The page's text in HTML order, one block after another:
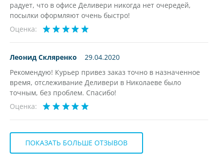
радует, что в офисе Деливери никогда нет очередей,
посылки оформляют очень быстро!
Оценка:
Леонид Скляренко
29.04.2020
Рекомендую! Курьер привез заказ точно в назначенное
время, отслеживание Деливери в Николаеве было
точным, без проблем. Спасибо!
Оценка:
ПОКАЗАТЬ БОЛЬШЕ ОТЗЫВОВ